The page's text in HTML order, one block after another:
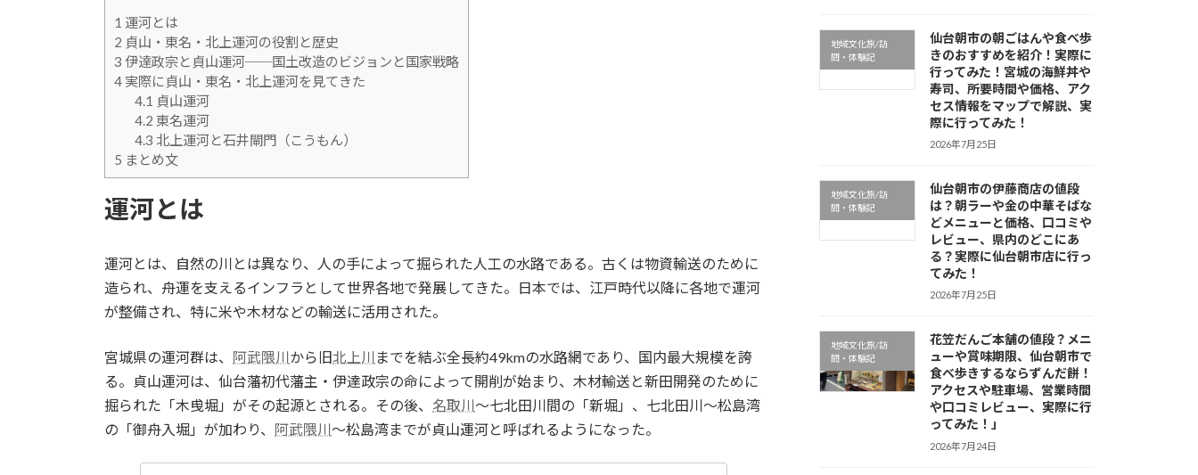
1 運河とは
2 貞山・東名・北上運河の役割と歴史
3 伊達政宗と貞山運河──国土改造のビジョンと国家戦略
4 実際に貞山・東名・北上運河を見てきた
4.1 貞山運河
4.2 東名運河
4.3 北上運河と石井閘門（こうもん）
5 まとめ文
運河とは
運河とは、自然の川とは異なり、人の手によって掘られた人工の水路である。古くは物資輸送のために
造られ、舟運を支えるインフラとして世界各地で発展してきた。日本では、江戸時代以降に各地で運河
が整備され、特に米や木材などの輸送に活用された。
宮城県の運河群は、 阿武隈川 から旧北上川 までを結ぶ全長約49kmの水路網であり、国内最大規模を誇
る。貞山運河は、仙台藩初代藩主・伊達政宗の命によって開削が始まり、木材輸送と新田開発のために
掘られた「木曵堀」がその起源とされる。その後、 名取川 〜七北田川間の「新堀」、七北田川〜松島湾
の「御舟入堀」が加わり、 阿武隈川 〜松島湾までが貞山運河と呼ばれるようになった。
地域文化旅/訪
問・体験記
仙台朝市の朝ごはんや食べ歩
きのおすすめを紹介！実際に
行ってみた！宮城の海鮮丼や
寿司、所要時間や価格、アク
セス情報をマップで解説、実
際に行ってみた！
2026年7月25日
地域文化旅/訪
問・体験記
仙台朝市の伊藤商店の値段
は？朝ラーや金の中華そばな
どメニューと価格、口コミや
レビュー、県内のどこにあ
る？実際に仙台朝市店に行っ
てみた！
2026年7月25日
地域文化旅/訪
問・体験記
花笠だんご本舗の値段？メニ
ューや賞味期限、仙台朝市で
食べ歩きするならずんだ餅！
アクセスや駐車場、営業時間
や口コミレビュー、実際に行
ってみた！」
2026年7月24日